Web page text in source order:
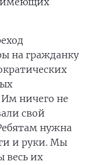
на гражданку
ничего не
свой
нужна
и руки. Мы
весь их